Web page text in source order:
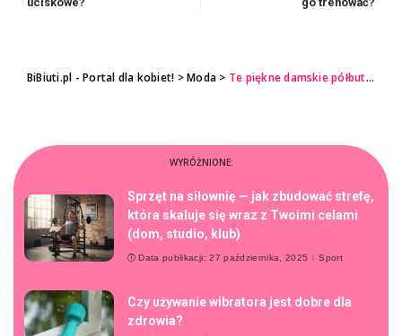
BiBiuti.pl - Portal dla kobiet! >Moda > Te piękne damskie półbuty zauroczą Cię tej wiosny!
WYRÓŻNIONE:
Sprzęt na siłownię — jak zbudować strefę,
która skaluje się wraz z Twoimi celami
(dom, studio, klub)
Data publikacji: 27 października, 2025 Sport
Czy używanie wibratora jest dobre dla
zdrowia?